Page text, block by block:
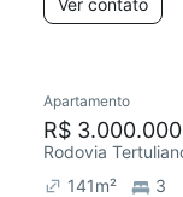
Ver contato
Apartamento
R$ 3.000.000
Rodovia
141m² 3